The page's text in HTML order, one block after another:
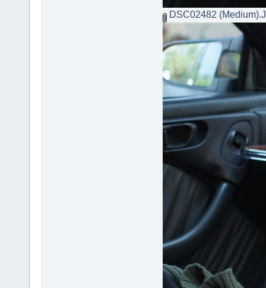
DSC02482